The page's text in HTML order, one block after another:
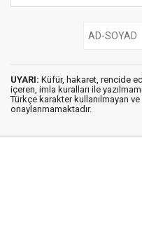
UYARI: Küfür, hakaret, rencide
içeren, imla kuralları ile
Türkçe karakter kullanılmayan
onaylanmamaktadır.